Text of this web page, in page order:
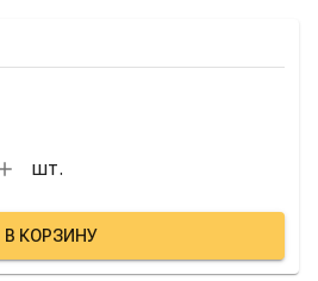
шт.
В КОРЗИНУ